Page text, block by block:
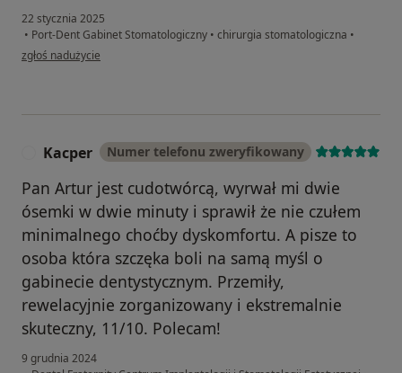
22 stycznia 2025
• Port-Dent Gabinet Stomatologiczny • chirurgia stomatologiczna •
w opinii użytkownika Elżbieta
zgłoś nadużycie
Kacper Numer telefonu zweryfikowany
Pan Artur jest cudotwórcą, wyrwał mi dwie
ósemki w dwie minuty i sprawił że nie czułem
minimalnego choćby dyskomfortu. A pisze to
osoba która szczęka boli na samą myśl o
gabinecie dentystycznym. Przemiły,
rewelacyjnie zorganizowany i ekstremalnie
skuteczny, 11/10. Polecam!
9 grudnia 2024